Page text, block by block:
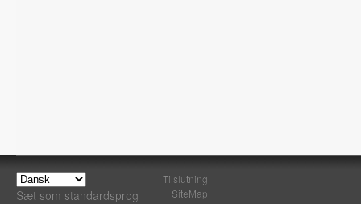
Sæt som standardsprog
Tilslutning
SiteMap